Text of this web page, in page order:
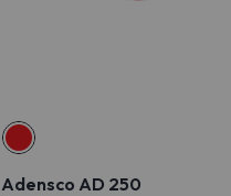
Adensco AD 250